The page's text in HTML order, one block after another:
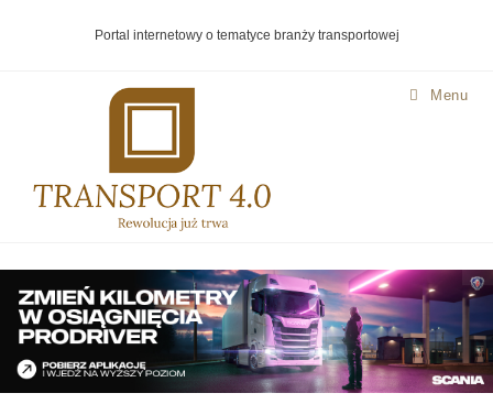
Portal internetowy o tematyce branży transportowej
Menu